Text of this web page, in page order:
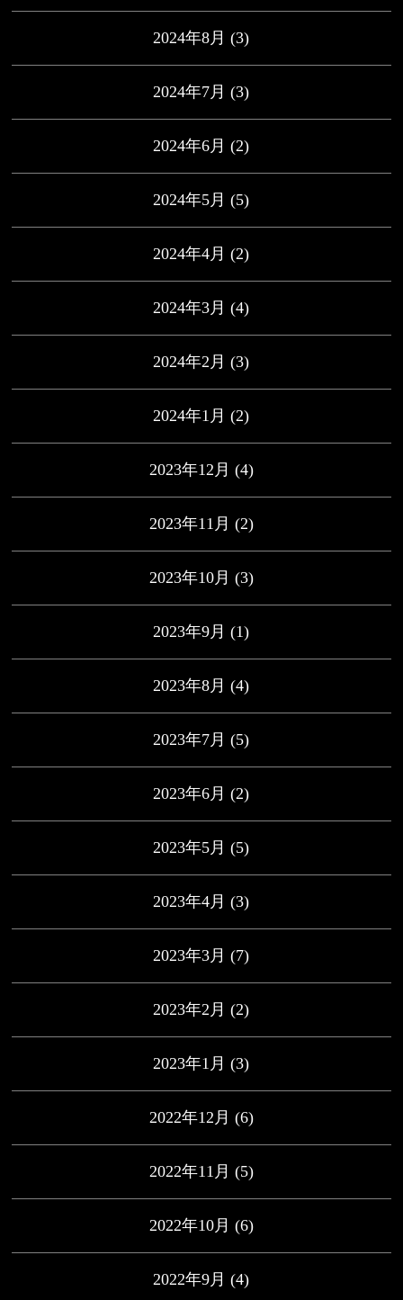
2024年8月 (3)
2024年7月 (3)
2024年6月 (2)
2024年5月 (5)
2024年4月 (2)
2024年3月 (4)
2024年2月 (3)
2024年1月 (2)
2023年12月 (4)
2023年11月 (2)
2023年10月 (3)
2023年9月 (1)
2023年8月 (4)
2023年7月 (5)
2023年6月 (2)
2023年5月 (5)
2023年4月 (3)
2023年3月 (7)
2023年2月 (2)
2023年1月 (3)
2022年12月 (6)
2022年11月 (5)
2022年10月 (6)
2022年9月 (4)